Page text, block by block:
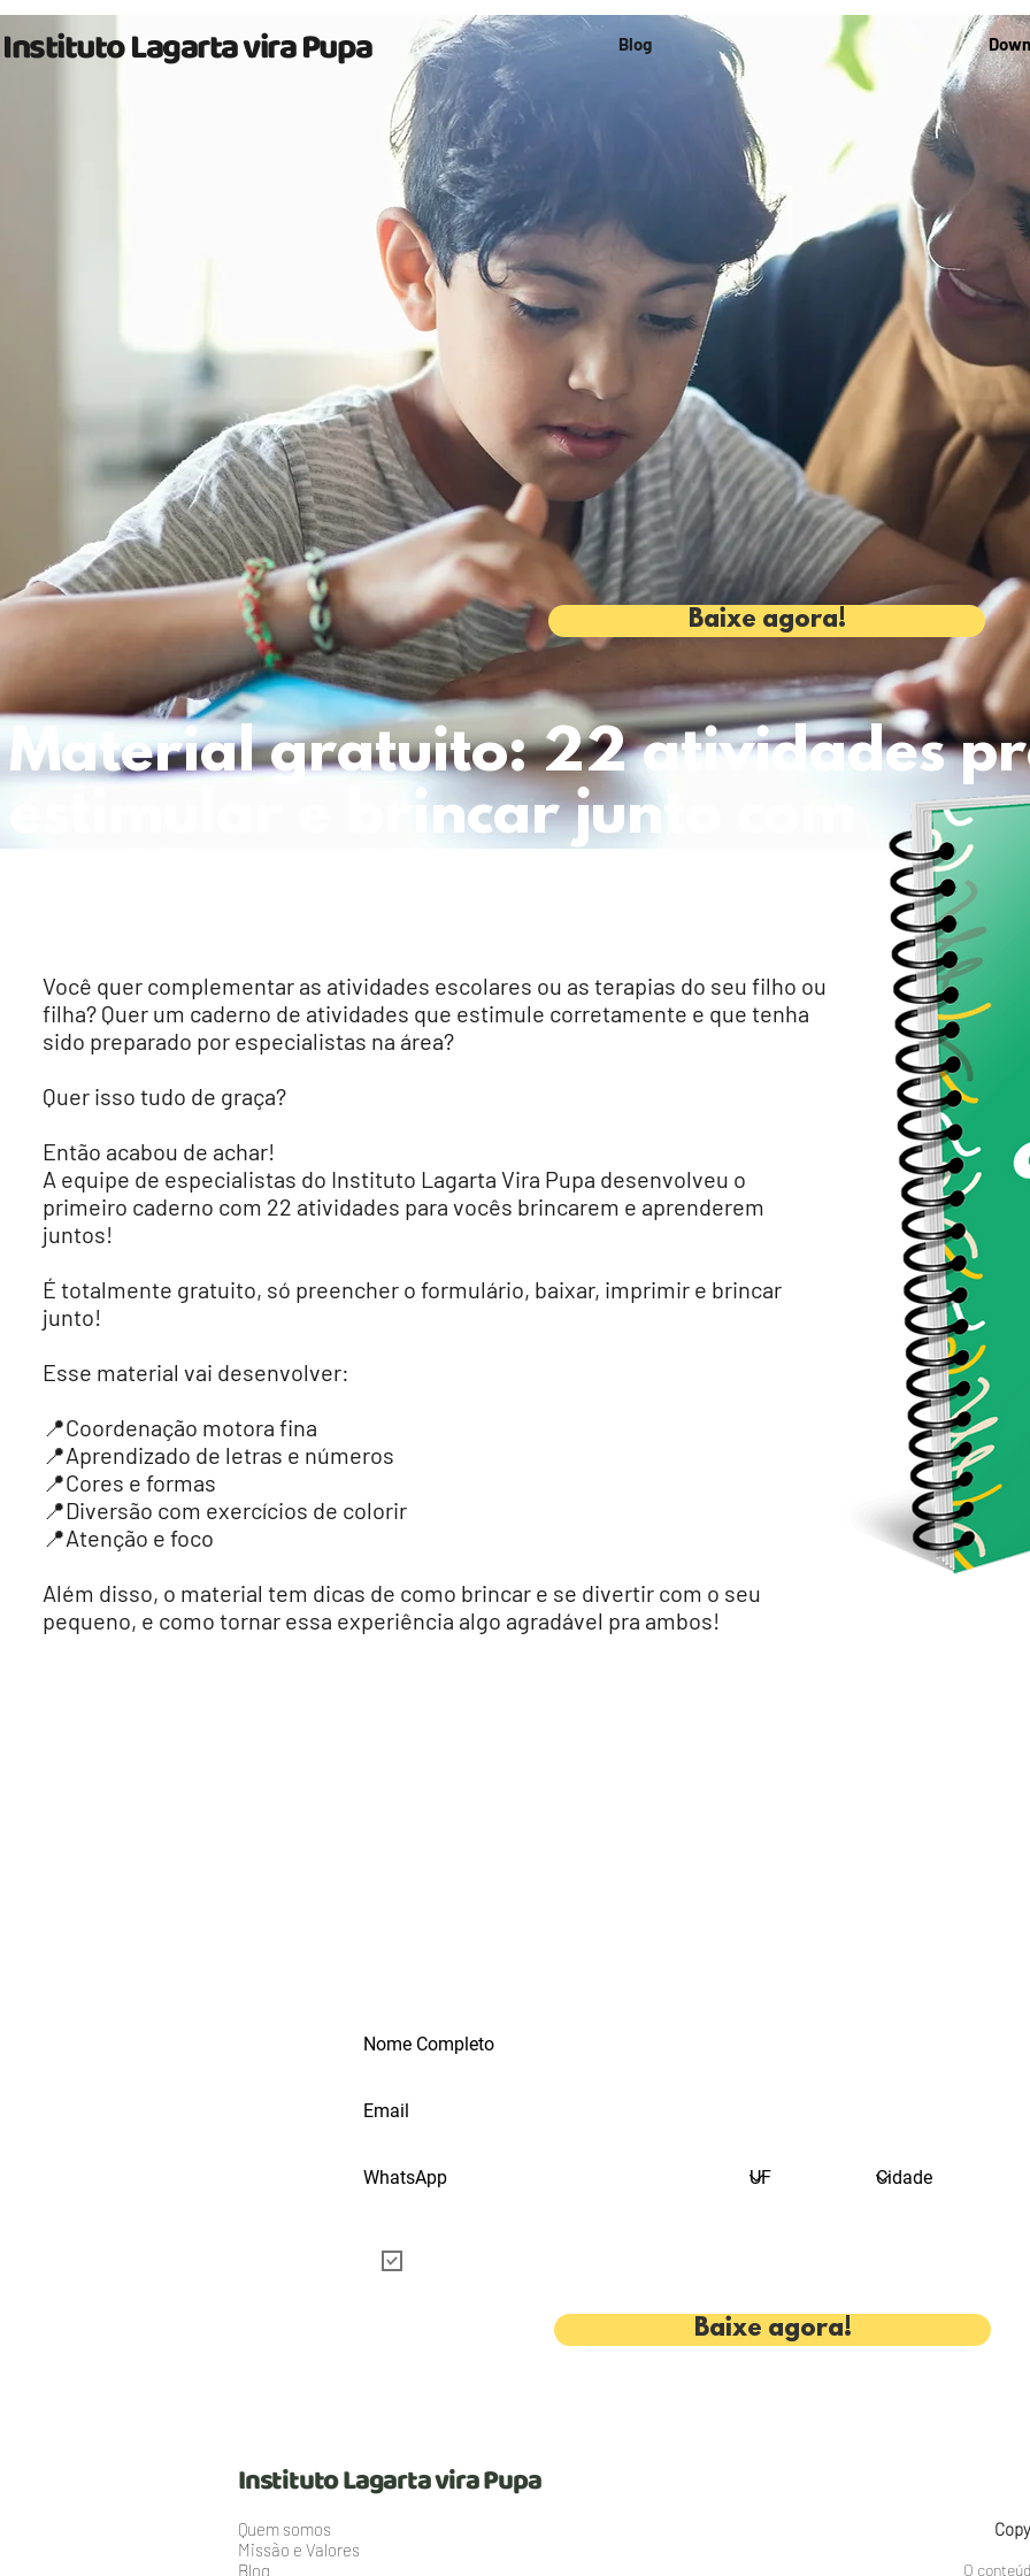
Instituto Lagarta vira Pupa Blog
Material gratuito: 22 atividades
estimular e brincar junto com
Você quer complementar as atividades escolares ou as terapias do seu filho ou
filha? Quer um caderno de atividades que estimule corretamente e que tenha
sido preparado por especialistas na área?
Quer isso tudo de graça?
Então acabou de achar!
A equipe de especialistas do Instituto Lagarta Vira Pupa desenvolveu o
primeiro caderno com 22 atividades para vocês brincarem e aprenderem
juntos!
É totalmente gratuito, só preencher o formulário, baixar, imprimir e brincar
junto!
Esse material vai desenvolver:
📍Coordenação motora fina
📍Aprendizado de letras e números
📍Cores e formas
📍Diversão com exercícios de colorir
📍Atenção e foco
Além disso, o material tem dicas de como brincar e se divertir com o seu
pequeno, e como tornar essa experiência algo agradável pra ambos!
Baixe agora!
Baixe agora!
Instituto Lagarta vira Pupa
Quem somos
Missão e Valores
Blog
O